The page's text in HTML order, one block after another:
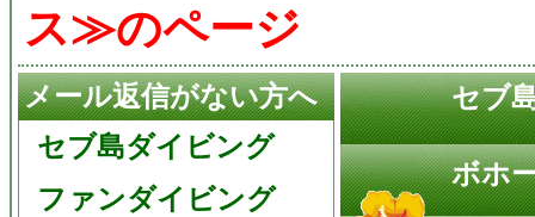
ス≫のページ
メール返信がない方へ
セブ島ダイビング
ファンダイビング
セブ
ボホ